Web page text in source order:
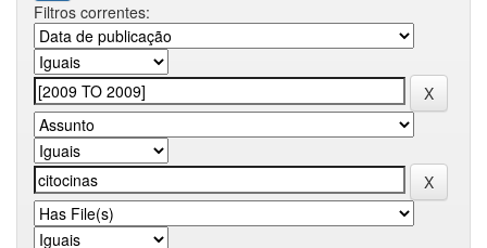
Filtros correntes: